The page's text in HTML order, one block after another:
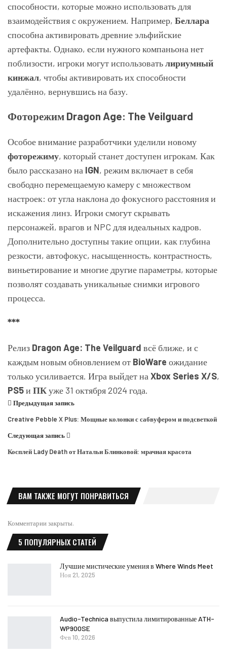
способности, которые можно использовать для
взаимодействия с окружением. Например, Беллара
способна активировать древние эльфийские
артефакты. Однако, если нужного компаньона нет
поблизости, игроки могут использоватьлириумный
кинжал, чтобы активировать их способности
удалённо, вернувшись на базу.
Фоторежим Dragon Age: The Veilguard
Особое внимание разработчики уделили новому
фоторежиму, который станет доступен игрокам. Как
было рассказано на IGN, режим включает в себя
свободно перемещаемую камеру с множеством
настроек: от угла наклона до фокусного расстояния и
искажения линз. Игроки смогут скрывать
персонажей, врагов и NPC для идеальных кадров.
Дополнительно доступны такие опции, как глубина
резкости, автофокус, насыщенность, контрастность,
виньетирование и многие другие параметры, которые
позволят создавать уникальные снимки игрового
процесса.
***
Релиз Dragon Age: The Veilguard всё ближе, и с
каждым новым обновлением от BioWare ожидание
только усиливается. Игра выйдет на Xbox Series X/S,
PS5и ПКуже 31 октября 2024 года.
Предыдущая запись
Creative Pebble X Plus: Мощные колонки с сабвуфером и подсветкой
Следующая запись
Косплей Lady Death от Натальи Блинковой: мрачная красота
ВАМ ТАКЖЕ МОГУТ ПОНРАВИТЬСЯ
Комментарии закрыты.
5 ПОПУЛЯРНЫХ СТАТЕЙ
Лучшие мистические умения в Where Winds Meet
Ноя 21, 2025
Audio-Technica выпустила лимитированные ATH-
WP900SE
Фев 10, 2026